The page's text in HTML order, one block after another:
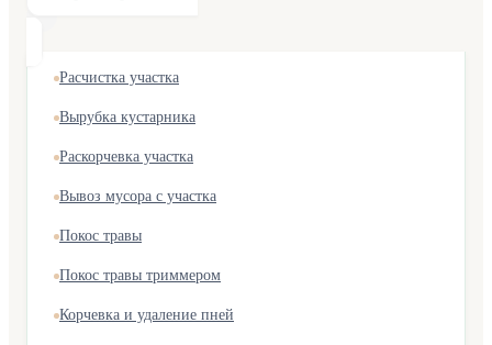
Расчистка участка
Вырубка кустарника
Раскорчевка участка
Вывоз мусора с участка
Покос травы
Покос травы триммером
Корчевка и удаление пней